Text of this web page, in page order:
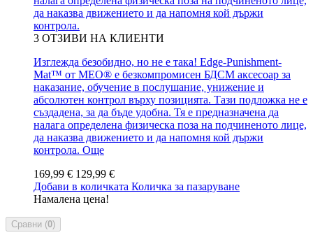
да наказва движението и да напомня кой държи
контрола.
3 ОТЗИВИ НА КЛИЕНТИ
Изглежда безобидно, но не е така! Edge-Punishment-
Mat™ от MEO® е безкомпромисен БДСМ аксесоар за
наказание, обучение в послушание, унижение и
абсолютен контрол върху позицията. Тази подложка не е
създадена, за да бъде удобна. Тя е предназначена да
налага определена физическа поза на подчиненото лице,
да наказва движението и да напомня кой държи
контрола. Още
169,99 € 129,99 €
Добави в количката Количка за пазаруване
Намалена цена!
Сравни (0)